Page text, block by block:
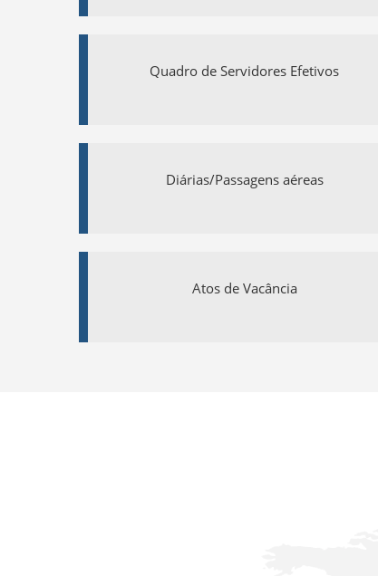
Quadro de Servidores Efetivos
Diárias/Passagens aéreas
Atos de Vacância